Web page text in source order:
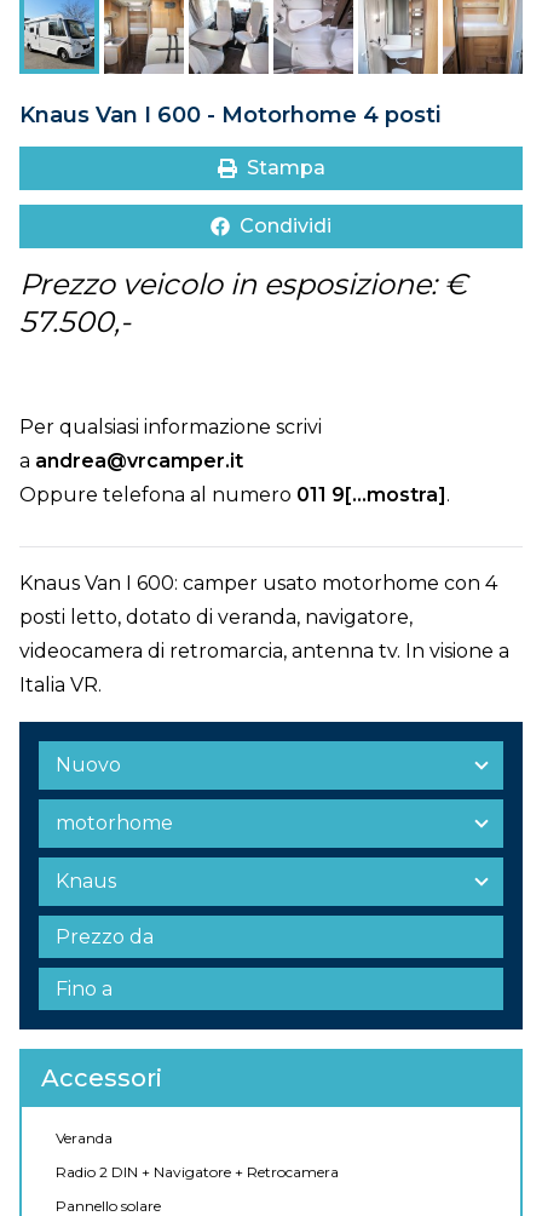
DOVE SIAMO
CONTATTI
Knaus Van I 600 - Motorhome 4 posti
Stampa
Condividi
Prezzo veicolo in esposizione: €
57.500,-
Per qualsiasi informazione scrivi
a andrea@vrcamper.it
Oppure telefona al numero 011 9[...mostra].
Knaus Van I 600: camper usato motorhome con 4
posti letto, dotato di veranda, navigatore,
videocamera di retromarcia, antenna tv. In visione a
Italia VR.
Accessori
Veranda
Radio 2 DIN + Navigatore + Retrocamera
Pannello solare